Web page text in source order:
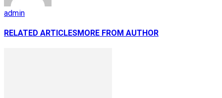
admin
RELATED ARTICLESMORE FROM AUTHOR